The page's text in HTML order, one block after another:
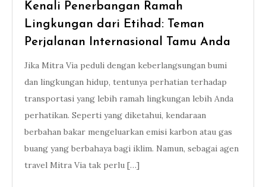
Kenali Penerbangan Ramah
Lingkungan dari Etihad: Teman
Perjalanan Internasional Tamu Anda
Jika Mitra Via peduli dengan keberlangsungan bumi
dan lingkungan hidup, tentunya perhatian terhadap
transportasi yang lebih ramah lingkungan lebih Anda
perhatikan. Seperti yang diketahui, kendaraan
berbahan bakar mengeluarkan emisi karbon atau gas
buang yang berbahaya bagi iklim. Namun, sebagai agen
travel Mitra Via tak perlu […]